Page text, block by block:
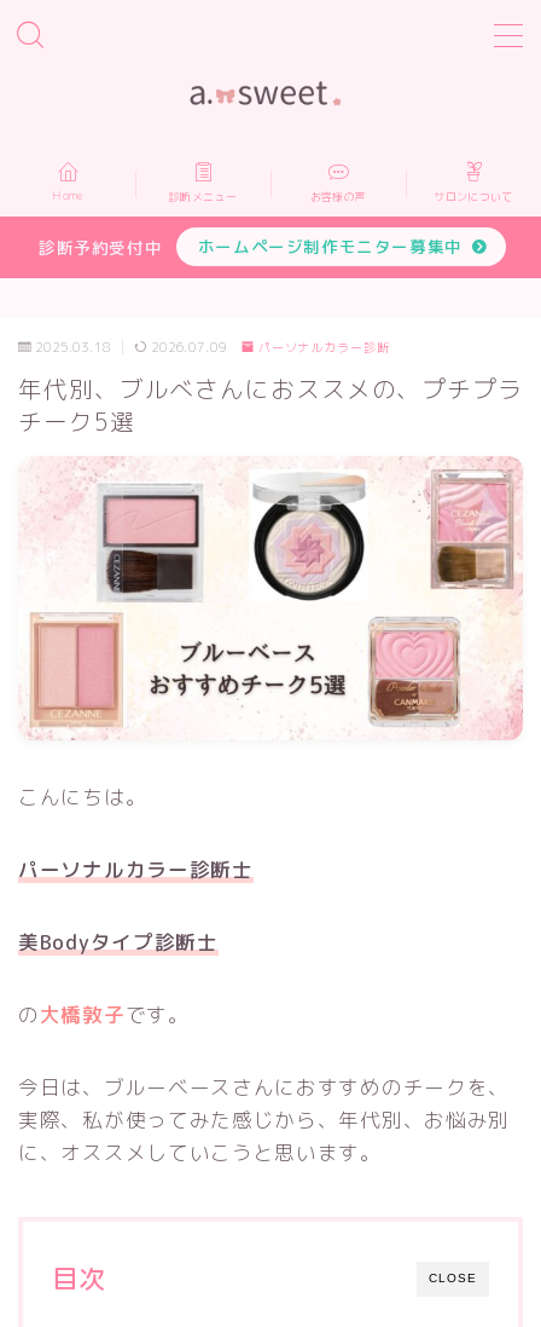
Home
診断メニュー
プロフィール
お申し込み
Home 診断メニュー お客様の声 サロンについて
診断予約受付中 ホームページ制作モニター募集中
2025.03.18 2026.07.09 パーソナルカラー診断
年代別、ブルべさんにおススメの、プチプラ
チーク5選
こんにちは。
パーソナルカラー診断士
美Bodyタイプ診断士
の大橋敦子です。
今日は、ブルーベースさんにおすすめのチークを、
実際、私が使ってみた感じから、年代別、お悩み別
に、オススメしていこうと思います。
CLOSE
目次